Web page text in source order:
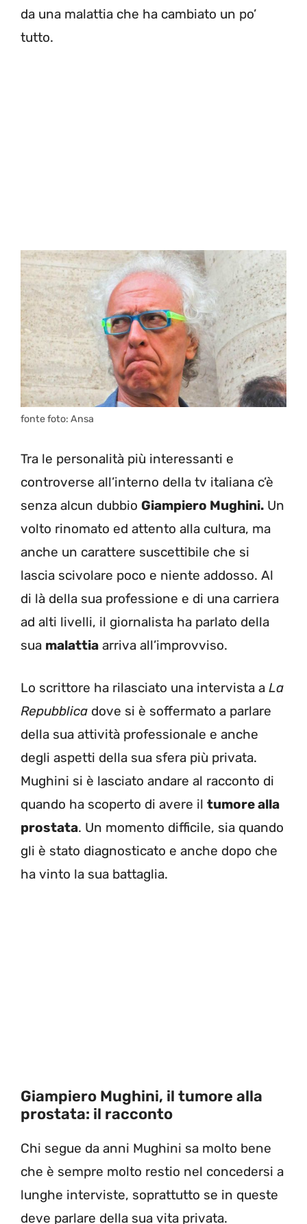
da una malattia che ha cambiato un po’
tutto.
fonte foto: Ansa
Tra le personalità più interessanti e
controverse all’interno della tv italiana c’è
senza alcun dubbio Giampiero Mughini. Un
volto rinomato ed attento alla cultura, ma
anche un carattere suscettibile che si
lascia scivolare poco e niente addosso. Al
di là della sua professione e di una carriera
ad alti livelli, il giornalista ha parlato della
sua malattia arriva all’improvviso.
Lo scrittore ha rilasciato una intervista a La
Repubblica dove si è soffermato a parlare
della sua attività professionale e anche
degli aspetti della sua sfera più privata.
Mughini si è lasciato andare al racconto di
quando ha scoperto di avere il tumore alla
prostata. Un momento difficile, sia quando
gli è stato diagnosticato e anche dopo che
ha vinto la sua battaglia.
Giampiero Mughini, il tumore alla
prostata: il racconto
Chi segue da anni Mughini sa molto bene
che è sempre molto restio nel concedersi a
lunghe interviste, soprattutto se in queste
deve parlare della sua vita privata.